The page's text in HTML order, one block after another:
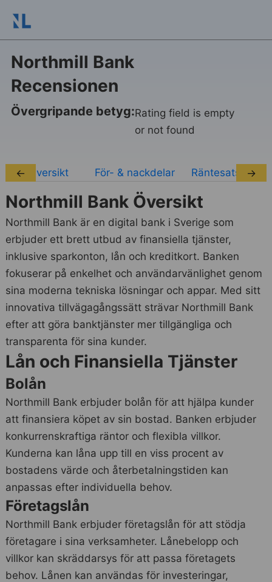
Northmill Bank
Recensionen
Övergripande betyg:Rating field is empty
or not found
Översikt För- & nackdelar Räntesatser
← →
Northmill Bank Översikt
Northmill Bank är en digital bank i Sverige som
erbjuder ett brett utbud av finansiella tjänster,
inklusive sparkonton, lån och kreditkort. Banken
fokuserar på enkelhet och användarvänlighet genom
sina moderna tekniska lösningar och appar. Med sitt
innovativa tillvägagångssätt strävar Northmill Bank
efter att göra banktjänster mer tillgängliga och
transparenta för sina kunder.
Lån och Finansiella Tjänster
Bolån
Northmill Bank erbjuder bolån för att hjälpa kunder
att finansiera köpet av sin bostad. Banken erbjuder
konkurrenskraftiga räntor och flexibla villkor.
Kunderna kan låna upp till en viss procent av
bostadens värde och återbetalningstiden kan
anpassas efter individuella behov.
Företagslån
Northmill Bank erbjuder företagslån för att stödja
företagare i sina verksamheter. Lånebelopp och
villkor kan skräddarsys för att passa företagets
behov. Lånen kan användas för investeringar,